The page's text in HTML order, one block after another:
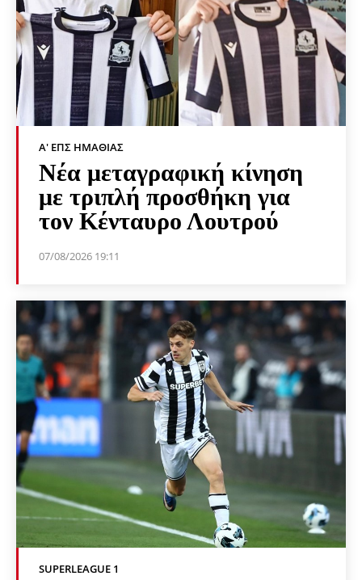
Α' ΕΠΣ ΗΜΑΘΊΑΣ
Νέα μεταγραφική κίνηση
με τριπλή προσθήκη για
τον Κένταυρο Λουτρού
07/08/2026 19:11
SUPERLEAGUE 1